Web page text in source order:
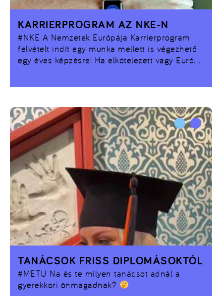
#NKE A Nemzetek Európája Karrierprogram
felvételt indít egy munka mellett is végezhető
egy éves képzésre! Ha elkötelezett vagy Európa
KARRIERPROGRAM AZ NKE-N
#METU Na és te milyen tanácsot adnál a
gyerekkori önmagadnak?
TANÁCSOK FRISS DIPLOMÁSOKTÓL